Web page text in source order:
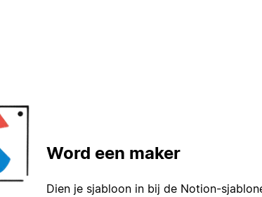
Word een maker
Dien je sjabloon in bij de Notion-